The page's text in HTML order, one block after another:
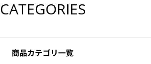
CATEGORIES
商品カテゴリ一覧